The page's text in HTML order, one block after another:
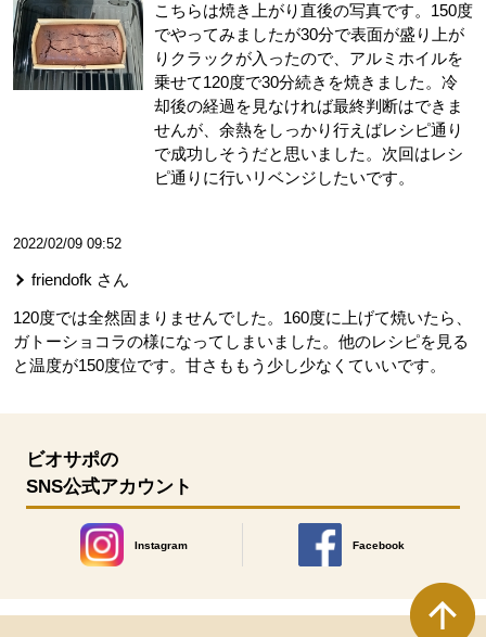
こちらは焼き上がり直後の写真です。150度
でやってみましたが30分で表面が盛り上が
りクラックが入ったので、アルミホイルを
乗せて120度で30分続きを焼きました。冷
却後の経過を見なければ最終判断はできま
せんが、余熱をしっかり行えばレシピ通り
で成功しそうだと思いました。次回はレシ
ピ通りに行いリベンジしたいです。
2022/02/09 09:52
friendofk さん
120度では全然固まりませんでした。160度に上げて焼いたら、
ガトーショコラの様になってしまいました。他のレシピを見る
と温度が150度位です。甘さももう少し少なくていいです。
ビオサポの
SNS公式アカウント
Instagram
別のウィンドウで開きます。
Facebook
別のウィンドウで開きます